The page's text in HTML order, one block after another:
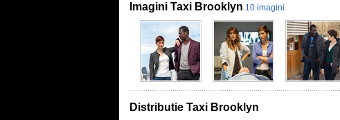
Imagini Taxi Brooklyn 10 imagini
Distributie Taxi Brooklyn